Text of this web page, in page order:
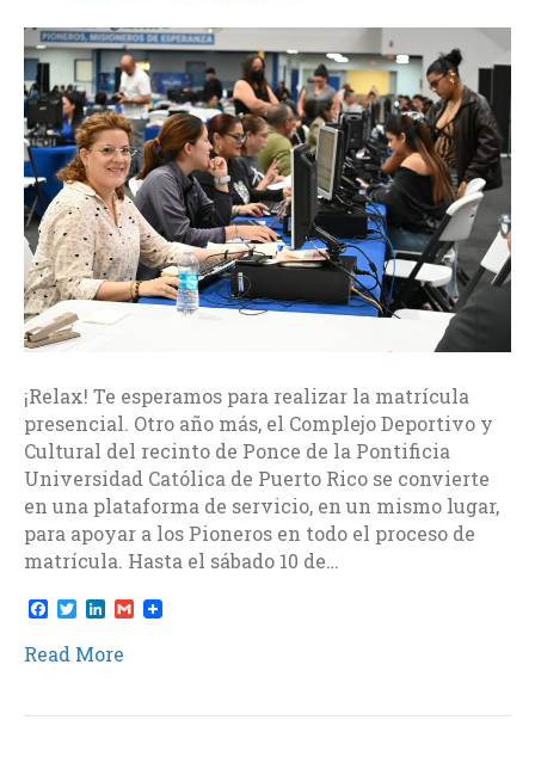
¡Relax! Te esperamos para realizar la matrícula
presencial. Otro año más, el Complejo Deportivo y
Cultural del recinto de Ponce de la Pontificia
Universidad Católica de Puerto Rico se convierte
en una plataforma de servicio, en un mismo lugar,
para apoyar a los Pioneros en todo el proceso de
matrícula. Hasta el sábado 10 de…
F
a
c
e
o
T
w
i
t
r
L
n
k
I
G
m
Read More